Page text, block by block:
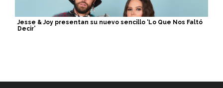
Jesse & Joy presentan su nuevo sencillo ‘Lo Que Nos Faltó
Decir’